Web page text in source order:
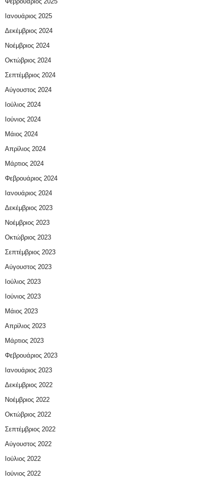
Ιανουάριος 2025
Δεκέμβριος 2024
Νοέμβριος 2024
Οκτώβριος 2024
Σεπτέμβριος 2024
Αύγουστος 2024
Ιούλιος 2024
Ιούνιος 2024
Μάιος 2024
Απρίλιος 2024
Μάρτιος 2024
Φεβρουάριος 2024
Ιανουάριος 2024
Δεκέμβριος 2023
Νοέμβριος 2023
Οκτώβριος 2023
Σεπτέμβριος 2023
Αύγουστος 2023
Ιούλιος 2023
Ιούνιος 2023
Μάιος 2023
Απρίλιος 2023
Μάρτιος 2023
Φεβρουάριος 2023
Ιανουάριος 2023
Δεκέμβριος 2022
Νοέμβριος 2022
Οκτώβριος 2022
Σεπτέμβριος 2022
Αύγουστος 2022
Ιούλιος 2022
Ιούνιος 2022